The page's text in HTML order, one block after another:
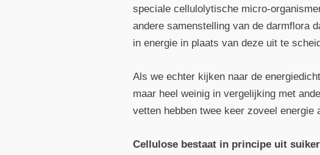
speciale cellulolytische micro-
andere samenstelling van de darmflora
in energie in plaats van deze uit te
Als we echter kijken naar de
maar heel weinig in vergelijking met
vetten hebben twee keer zoveel energie
Cellulose bestaat in principe uit